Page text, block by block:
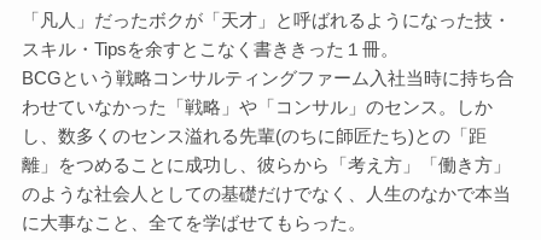
「凡人」だったボクが「天才」と呼ばれるようになった技・
スキル・Tipsを余すとこなく書ききった１冊。
BCGという戦略コンサルティングファーム入社当時に持ち合
わせていなかった「戦略」や「コンサル」のセンス。しか
し、数多くのセンス溢れる先輩(のちに師匠たち)との「距
離」をつめることに成功し、彼らから「考え方」「働き方」
のような社会人としての基礎だけでなく、人生のなかで本当
に大事なこと、全てを学ばせてもらった。